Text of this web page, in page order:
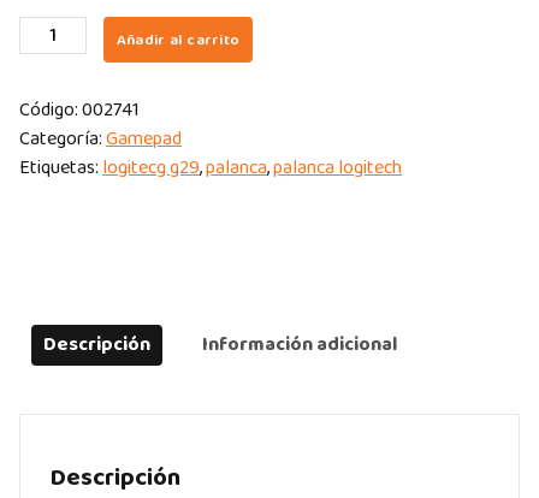
PALANCA
DE
LOGITECH
G29&G923
6
Añadir al carrito
Código:002741
Categoría:Gamepad
Etiquetas:logitecg g29,palanca,palanca logitech
Descripción Información adicional
Descripción